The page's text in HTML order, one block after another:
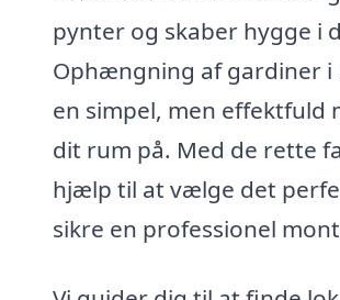
pynter og skaber hygge i
Ophængning af gardiner i
en simpel, men effektfuld
dit rum på. Med de rette
hjælp til at vælge det
sikre en professionel